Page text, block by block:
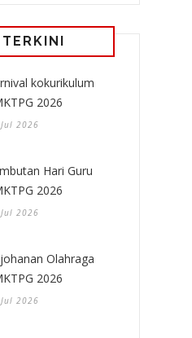
kokurikulum
2026
2026
Hari Guru
2026
2026
Olahraga
2026
2026